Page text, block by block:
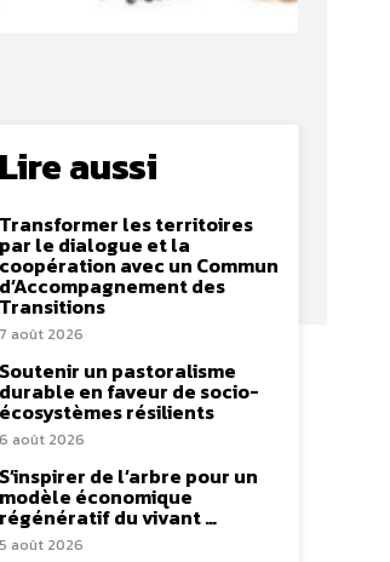
Lire aussi
Transformer les territoires
par le dialogue et la
coopération avec un Commun
d’Accompagnement des
Transitions
7 août 2026
Soutenir un pastoralisme
durable en faveur de socio-
écosystèmes résilients
6 août 2026
S’inspirer de l’arbre pour un
modèle économique
régénératif du vivant …
5 août 2026